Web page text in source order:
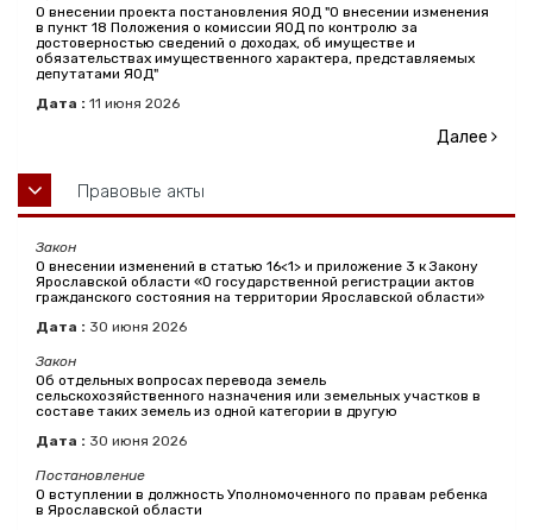
О внесении проекта постановления ЯОД "О внесении изменения
в пункт 18 Положения о комиссии ЯОД по контролю за
достоверностью сведений о доходах, об имуществе и
обязательствах имущественного характера, представляемых
депутатами ЯОД"
Дата : 11 июня 2026
Далее
Правовые акты
Закон
О внесении изменений в статью 16<1> и приложение 3 к Закону
Ярославской области «О государственной регистрации актов
гражданского состояния на территории Ярославской области»
Дата : 30 июня 2026
Закон
Об отдельных вопросах перевода земель
сельскохозяйственного назначения или земельных участков в
составе таких земель из одной категории в другую
Дата : 30 июня 2026
Постановление
О вступлении в должность Уполномоченного по правам ребенка
в Ярославской области